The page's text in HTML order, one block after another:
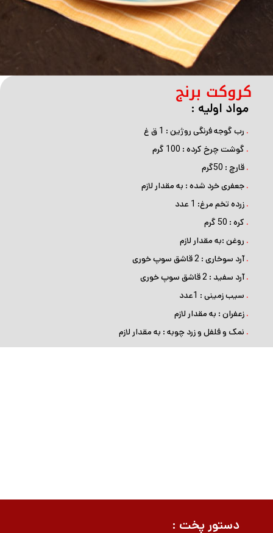
کروکت برنج
مواد اولیه :
. رب گوجه ‌فرنگی روژین : 1 ق غ
. گوشت چرخ کرده : 100 گرم
. قارچ : 50گرم
. جعفری خرد شده : به مقدار لازم
. زرده تخم مرغ: 1 عدد
. کره : 50 گرم
. روغن :به مقدار لازم
.آرد سوخاری : 2 قاشق سوپ خوری
.آرد سفید : 2 قاشق سوپ خوری
. سیب زمینی : 1عدد
. زعفران : به مقدار لازم
. نمک و فلفل و زرد چوبه : به مقدار لازم
دستور پخت :